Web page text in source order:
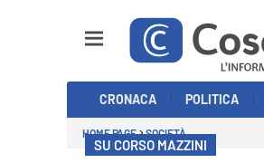
CRONACA POLITICA
HOME PAGE SOCIETÀ
SU CORSO MAZZINI